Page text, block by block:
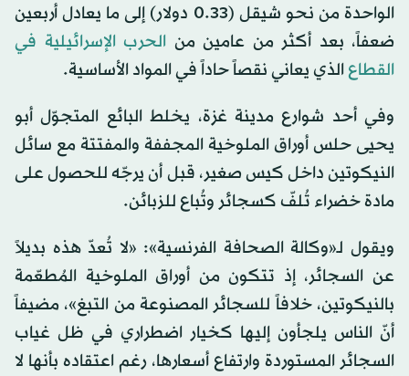
الواحدة من نحو شيقل (0.33 دولار) إلى ما يعادل أربعين
ضعفاً، بعد أكثر من عامين من الحرب الإسرائيلية في
القطاعالذي يعاني نقصاً حاداً في المواد الأساسية.
وفي أحد شوارع مدينة غزة، يخلط البائع المتجوّل أبو
يحيى حلس أوراق الملوخية المجففة والمفتتة مع سائل
النيكوتين داخل كيس صغير، قبل أن يرجّه للحصول على
مادة خضراء تُلفّ كسجائر وتُباع للزبائن.
ويقول لـ«وكالة الصحافة الفرنسية»: «لا تُعدّ هذه بديلاً
عن السجائر، إذ تتكون من أوراق الملوخية المُطعّمة
بالنيكوتين، خلافاً للسجائر المصنوعة من التبغ»، مضيفاً
أنّ الناس يلجأون إليها كخيار اضطراري في ظل غياب
السجائر المستوردة وارتفاع أسعارها، رغم اعتقاده بأنها لا